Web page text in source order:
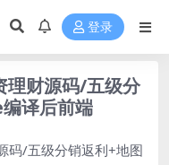
登录
理财源码/五级分
译后前端